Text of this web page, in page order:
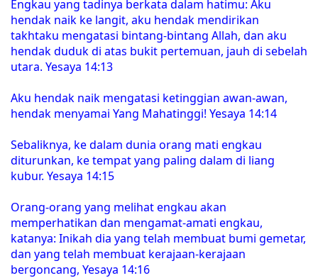
Engkau yang tadinya berkata dalam hatimu: Aku
hendak naik ke langit, aku hendak mendirikan
takhtaku mengatasi bintang-bintang Allah, dan aku
hendak duduk di atas bukit pertemuan, jauh di sebelah
utara. Yesaya 14:13
Aku hendak naik mengatasi ketinggian awan-awan,
hendak menyamai Yang Mahatinggi! Yesaya 14:14
Sebaliknya, ke dalam dunia orang mati engkau
diturunkan, ke tempat yang paling dalam di liang
kubur. Yesaya 14:15
Orang-orang yang melihat engkau akan
memperhatikan dan mengamat-amati engkau,
katanya: Inikah dia yang telah membuat bumi gemetar,
dan yang telah membuat kerajaan-kerajaan
bergoncang, Yesaya 14:16